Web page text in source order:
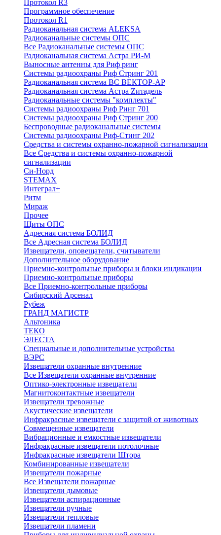
Протокол R3
Программное обеспечение
Протокол R1
Радиоканальная система ALEKSA
Радиоканальные системы ОПС
Все Радиоканальные системы ОПС
Радиоканальная система Астра РИ-М
Выносные антенны для Риф ринг
Системы радиоохраны Риф Стринг 201
Радиоканальная система ВС ВЕКТОР-АР
Радиоканальная система Астра Zитадель
Радиоканальные системы "комплекты"
Системы радиоохраны Риф Ринг 701
Системы радиоохраны Риф Стринг 200
Беспроводные радиоканальные системы
Системы радиоохраны Риф-Стинг 202
Средства и системы охранно-пожарной сигнализации
Все Средства и системы охранно-пожарной
сигнализации
Си-Норд
STEMAX
Интеграл+
Ритм
Мираж
Прочее
Щиты ОПС
Адресная система БОЛИД
Все Адресная система БОЛИД
Извещатели, оповещатели, считыватели
Дополнительное оборудование
Приемно-контрольные приборы и блоки индикации
Приемно-контрольные приборы
Все Приемно-контрольные приборы
Сибирский Арсенал
Рубеж
ГРАНД МАГИСТР
Альтоника
ТЕКО
ЭЛЕСТА
Специальные и дополнительные устройства
ВЭРС
Извещатели охранные внутренние
Все Извещатели охранные внутренние
Оптико-электронные извещатели
Магнитоконтактные извещатели
Извещатели тревожные
Акустические извещатели
Инфракрасные извещатели с защитой от животных
Совмещенные извещатели
Вибрационные и емкостные извещатели
Инфракрасные извещатели потолочные
Инфракрасные извещатели Штора
Комбинированные извещатели
Извещатели пожарные
Все Извещатели пожарные
Извещатели дымовые
Извещатели аспирационные
Извещатели ручные
Извещатели тепловые
Извещатели пламени